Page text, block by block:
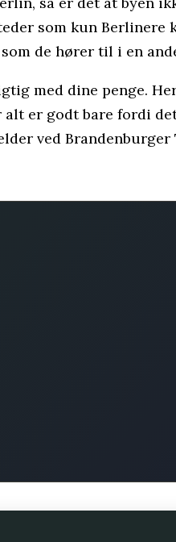
som kun
de hører til i en
med dine penge.
er godt bare fordi
ved Brandenburger